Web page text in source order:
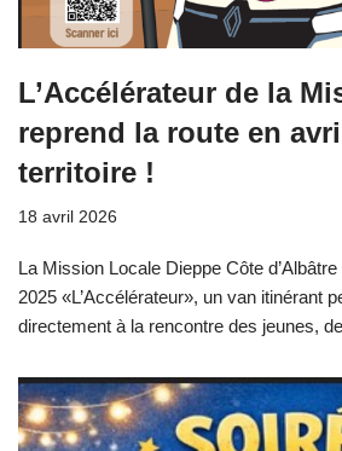
L’Accélérateur de la
reprend la route en
territoire !
18 avril 2026
La Mission Locale Dieppe Côte
2025 «L’Accélérateur», un van itinérant
directement à la rencontre des jeunes,